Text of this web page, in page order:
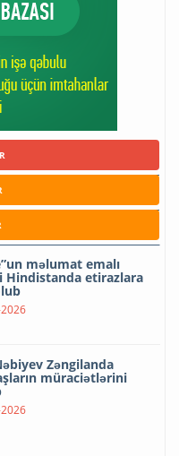
məlumat emalı
Hindistanda etirazlara
Zəngilanda
müraciətlərini